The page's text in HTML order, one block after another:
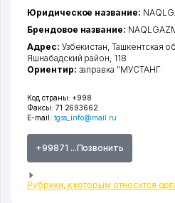
Код страны: +998
Факсы: 71 2693662
E-mail: tgss_info@mail.ru
+99871 ...Позвонить
Рубрики, к которым относится
Юридическое название:
Брендовое название:
Адрес: Узбекистан,Ташкентская
Яшнабадский район, 118
Ориентир: заправка "МУСТАНГ